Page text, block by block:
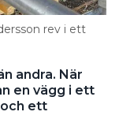
rev i ett
andra. När
en vägg i ett
ett